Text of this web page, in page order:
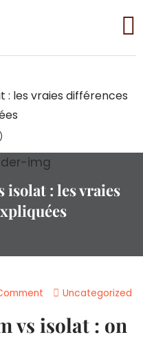
isolat : les vraies
Uncategorized
vs isolat : on